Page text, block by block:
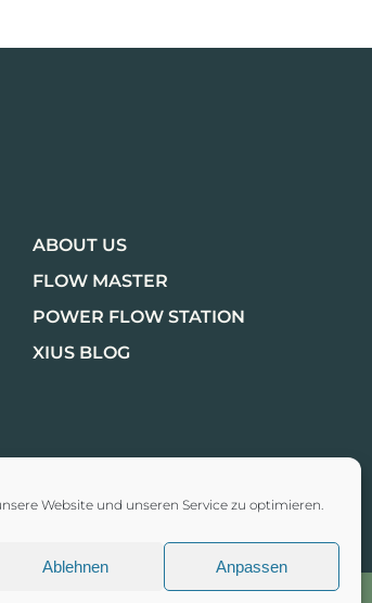
Website und unseren Service zu optimieren.
Ablehnen Anpassen
ABOUT US
FLOW MASTER
POWER FLOW STATION
XIUS BLOG